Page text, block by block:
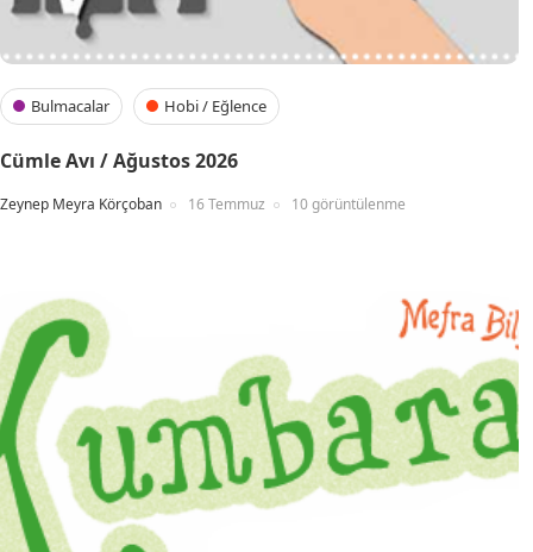
Bulmacalar Hobi / Eğlence
Cümle Avı / Ağustos 2026
Zeynep Meyra Körçoban 16 Temmuz 10 görüntülenme